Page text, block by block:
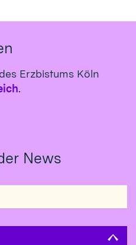
Erzbistums Köln
.
News